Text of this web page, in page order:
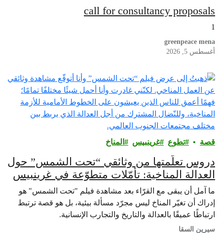
call for consultancy proposals
1
greenpeace mena
أغسطس 5, 2026
قصة تطوع غرينبيس‎ المناخ
دروس تعلّمتها من وثائقي “تحت الشمس” حول
العدالة المناخية: تأمّلات متطوّعة في غرينبيس
ما آمل أن يبقى مع القرّاء بعد مشاهدة فيلم "تحت الشمس" هو
إدراك أن تغيّر المناخ ليس مجرّد مسألة بيئية، بل هو قصة ترتبط
ارتباطًا عميقًا بالعدالة والتاريخ والتجارب الإنسانية.
سيرين السقا